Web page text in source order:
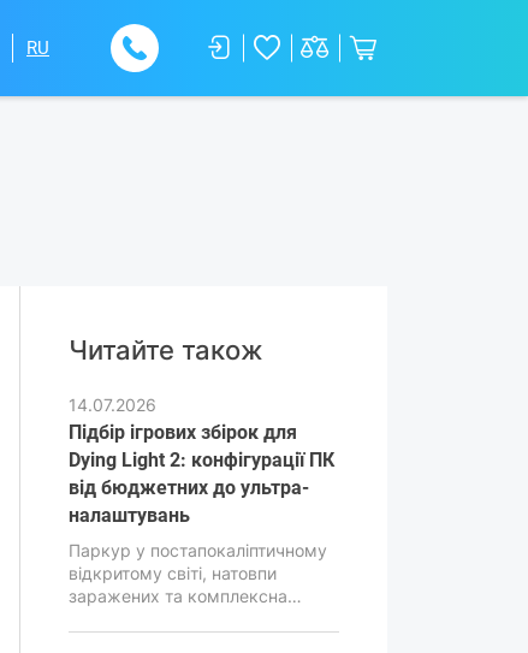
RU
Читайте також
14.07.2026
Підбір ігрових збірок для
Dying Light 2: конфігурації ПК
від бюджетних до ультра-
налаштувань
Паркур у постапокаліптичному
відкритому світі, натовпи
заражених та комплексна